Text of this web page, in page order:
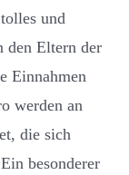
und
den Eltern der
Einnahmen
werden an
die sich
besonderer